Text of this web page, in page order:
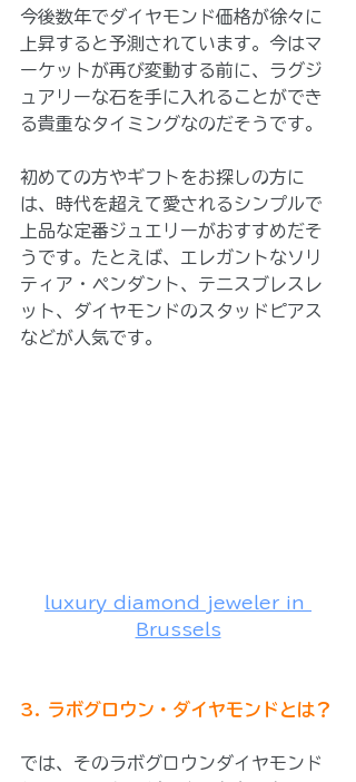
今後数年でダイヤモンド価格が徐々に
上昇すると予測されています。今はマ
ーケットが再び変動する前に、ラグジ
ュアリーな石を手に入れることができ
る貴重なタイミングなのだそうです。
初めての方やギフトをお探しの方に
は、時代を超えて愛されるシンプルで
上品な定番ジュエリーがおすすめだそ
うです。たとえば、エレガントなソリ
ティア・ペンダント、テニスブレスレ
ット、ダイヤモンドのスタッドピアス
などが人気です。
luxury diamond jeweler in
Brussels
3. ラボグロウン・ダイヤモンドとは？
では、そのラボグロウンダイヤモンド